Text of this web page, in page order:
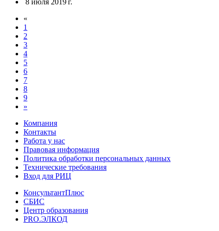
8 июля 2019 г.
«
1
2
3
4
5
6
7
8
9
»
Компания
Контакты
Работа у нас
Правовая информация
Политика обработки персональных данных
Технические требования
Вход для РИЦ
КонсультантПлюс
СБИС
Центр образования
PRO.ЭЛКОД